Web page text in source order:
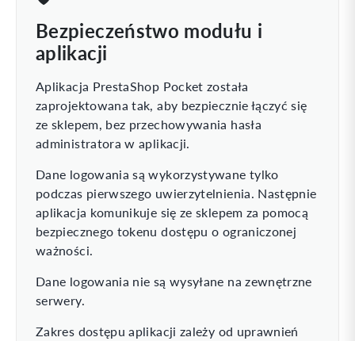
Bezpieczeństwo modułu i
aplikacji
Aplikacja PrestaShop Pocket została
zaprojektowana tak, aby bezpiecznie łączyć się
ze sklepem, bez przechowywania hasła
administratora w aplikacji.
Dane logowania są wykorzystywane tylko
podczas pierwszego uwierzytelnienia. Następnie
aplikacja komunikuje się ze sklepem za pomocą
bezpiecznego tokenu dostępu o ograniczonej
ważności.
Dane logowania nie są wysyłane na zewnętrzne
serwery.
Zakres dostępu aplikacji zależy od uprawnień